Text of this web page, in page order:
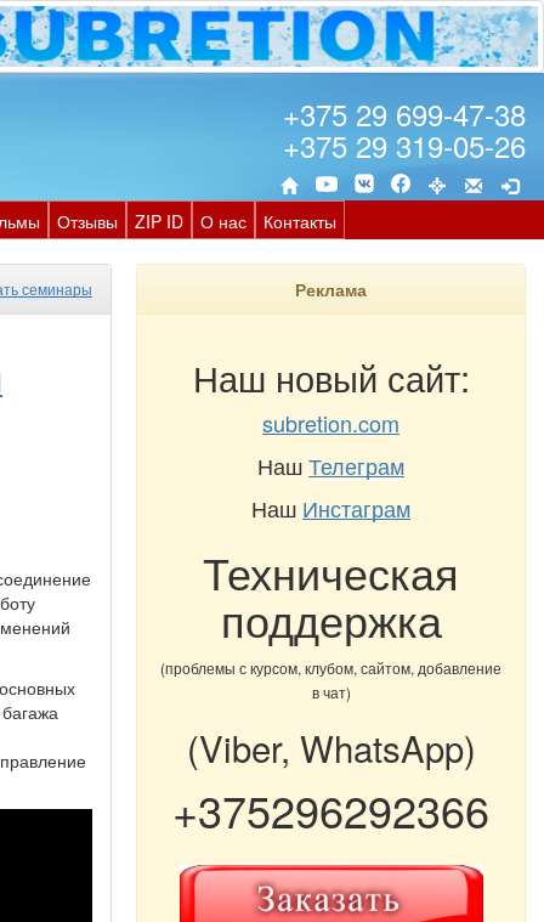
+375 29 699-47-38
+375 29 319-05-26
Отзывы ZIP ID О нас Контакты
семинары Реклама
Наш новый сайт:
subretion.com
НашТелеграм
Наш Инстаграм
Техническая
поддержка
(проблемы с курсом, клубом, сайтом, добавление
в чат)
(Viber, WhatsApp)
+375296292366